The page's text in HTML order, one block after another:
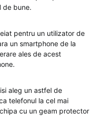
de bune.
pentru un utilizator de
un smartphone de la
ales de acest
aleg un astfel de
telefonul la cel mai
cu un geam protector